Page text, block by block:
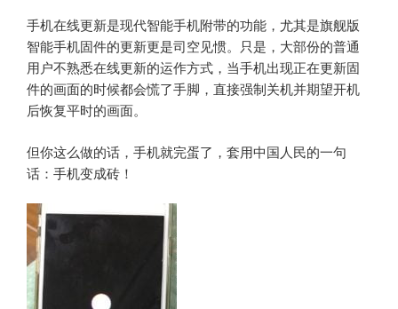
手机在线更新是现代智能手机附带的功能，尤其是旗舰版
智能手机固件的更新更是司空见惯。只是，大部份的普通
用户不熟悉在线更新的运作方式，当手机出现正在更新固
件的画面的时候都会慌了手脚，直接强制关机并期望开机
后恢复平时的画面。
但你这么做的话，手机就完蛋了，套用中国人民的一句
话：手机变成砖！